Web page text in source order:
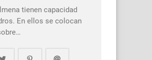
tienen capacidad
En ellos se colocan